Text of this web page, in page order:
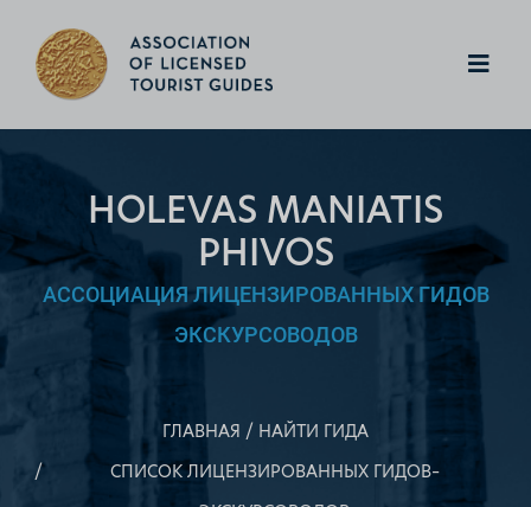
HOLEVAS MANIATIS
PHIVOS
АССОЦИАЦИЯ ЛИЦЕНЗИРОВАННЫХ ГИДОВ
ЭКСКУРСОВОДОВ
ГЛАВНАЯ
НАЙТИ ГИДА
СПИСОК ЛИЦЕНЗИРОВАННЫХ ГИДОВ–